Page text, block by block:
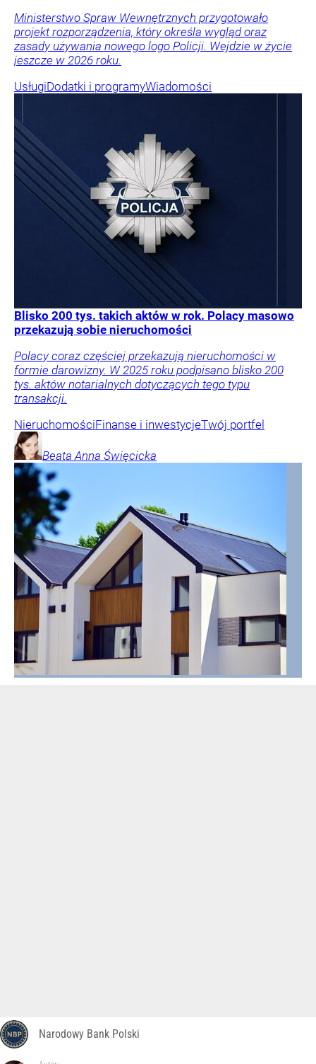
Ministerstwo Spraw Wewnętrznych przygotowało
projekt rozporządzenia, który określa wygląd oraz
zasady używania nowego logo Policji. Wejdzie w życie
jeszcze w 2026 roku.
UsługiDodatki i programyWiadomości
Blisko 200 tys. takich aktów w rok. Polacy masowo
przekazują sobie nieruchomości
Polacy coraz częściej przekazują nieruchomości w
formie darowizny. W 2025 roku podpisano blisko 200
tys. aktów notarialnych dotyczących tego typu
transakcji.
NieruchomościFinanse i inwestycjeTwój portfel
Beata Anna Święcicka
Narodowy Bank Polski